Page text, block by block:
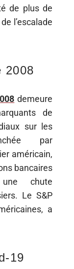
de plus de
l’escalade
2008
demeure
de
sur les
par
américain,
bancaires
une chute
Le S&P
a
19